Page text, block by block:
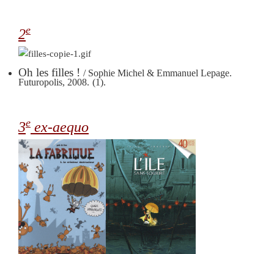
2e
Oh les filles ! / Sophie Michel & Emmanuel Lepage.
Futuropolis, 2008. (1).
3e ex-aequo